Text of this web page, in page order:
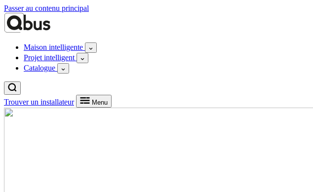
Passer au contenu principal
Maison intelligente
Projet intelligent
Catalogue
Trouver un installateur Menu